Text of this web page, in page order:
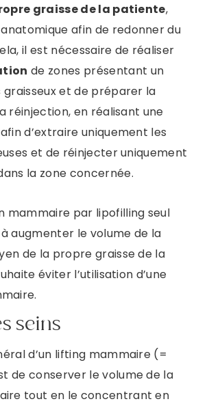
graisse de la patiente,
afin de redonner du
il est nécessaire de réaliser
de zones présentant un
graisseux et de préparer la
réinjection, en réalisant une
d’extraire uniquement les
et de réinjecter uniquement
la zone concernée.
mammaire par lipofilling seul
augmenter le volume de la
de la propre graisse de la
éviter l’utilisation d’une
seins
d’un lifting mammaire (=
de conserver le volume de la
tout en le concentrant en